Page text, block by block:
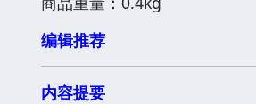
编辑推荐
内容提要